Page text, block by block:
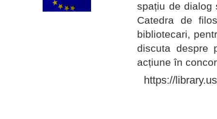
spațiu de dialog
Catedra de
bibliotecari,
discuta despre
acțiune în
https://